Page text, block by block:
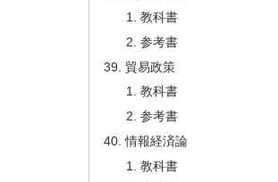
教科書
参考書
貿易政策
教科書
参考書
情報経済論
教科書